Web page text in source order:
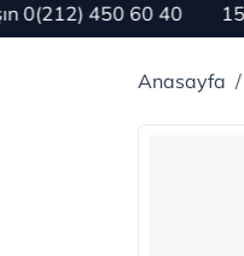
450 60 40 1500 TL
Anasayfa